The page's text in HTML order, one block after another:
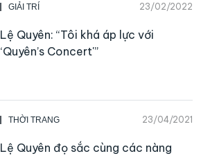
GIẢI TRÍ 23/02/2022
Lệ Quyên: “Tôi khá áp lực với
‘Quyên’s Concert'”
THỜI TRANG 23/04/2021
Lệ Quyên đọ sắc cùng các nàng